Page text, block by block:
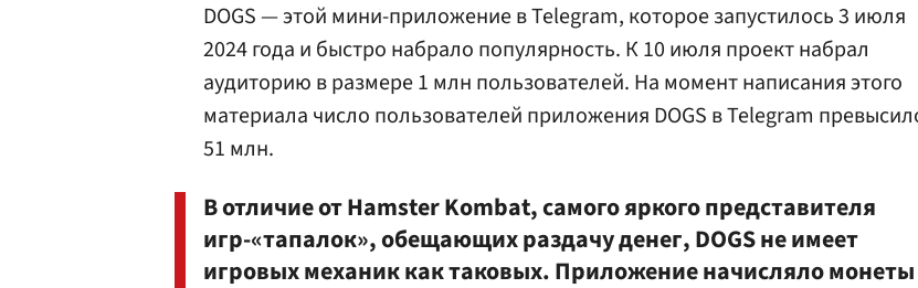
DOGS — этой мини-приложение в Telegram, которое запустилось 3 июля
2024 года и быстро набрало популярность. К 10 июля проект набрал
аудиторию в размере 1 млн пользователей. На момент написания этого
материала число пользователей приложения DOGS в Telegram
51 млн.
В отличие от Hamster Kombat, самого яркого представителя
игр-«тапалок», обещающих раздачу денег, DOGS не имеет
игровых механик как таковых. Приложение начисляло монеты